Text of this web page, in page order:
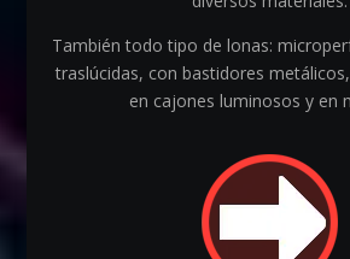
También todo tipo de lonas:
traslúcidas, con bastidores
en cajones luminosos y en